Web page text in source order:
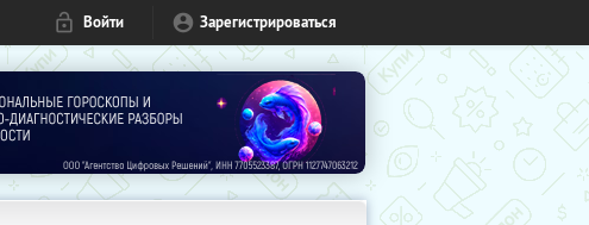
Войти Зарегистрироваться